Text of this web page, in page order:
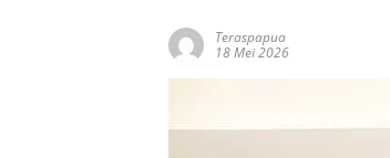
Teraspapua
18 Mei 2026